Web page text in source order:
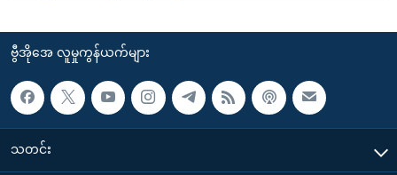
ဗွီအိုအေ လူမှုကွန်ယက်များ
သတင်း